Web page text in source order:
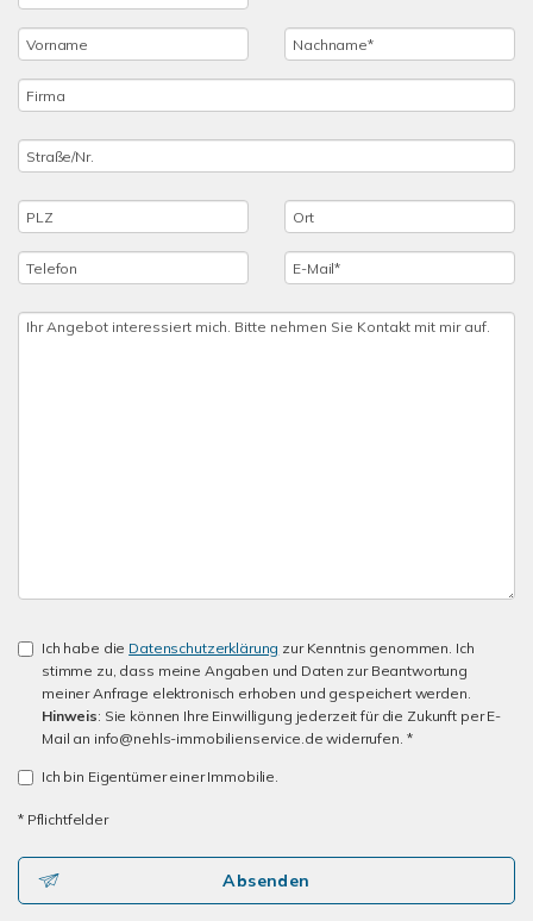
Ich habe die Datenschutzerklärung zur Kenntnis genommen. Ich
stimme zu, dass meine Angaben und Daten zur Beantwortung
meiner Anfrage elektronisch erhoben und gespeichert werden.
Hinweis: Sie können Ihre Einwilligung jederzeit für die Zukunft per E-
Mail an info@nehls-immobilienservice.de widerrufen. *
Ich bin Eigentümer einer Immobilie.
* Pflichtfelder
Absenden